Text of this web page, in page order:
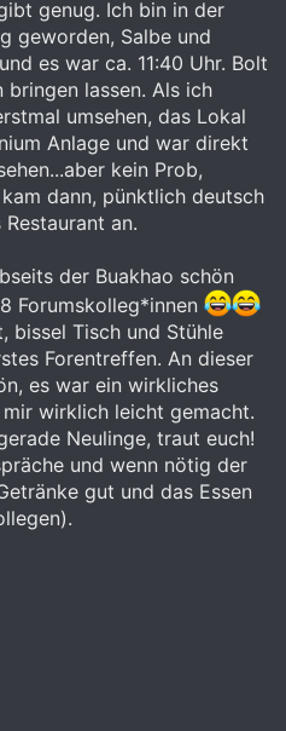
genug. Ich bin in der
geworden, Salbe und
es war ca. 11:40 Uhr. Bolt
bringen lassen. Als ich
umsehen, das Lokal
Anlage und war direkt
kein Prob,
dann, pünktlich deutsch
an.
der Buakhao schön
Forumskolleg*innen
bissel Tisch und Stühle
Forentreffen. An dieser
es war ein wirkliches
wirklich leicht gemacht.
Neulinge, traut euch!
und wenn nötig der
gut und das Essen